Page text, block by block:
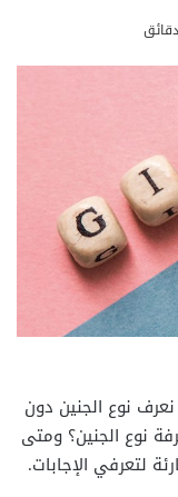
نوع الجنين دون
نوع الجنين؟ ومتى
لتعرفي الإجابات.